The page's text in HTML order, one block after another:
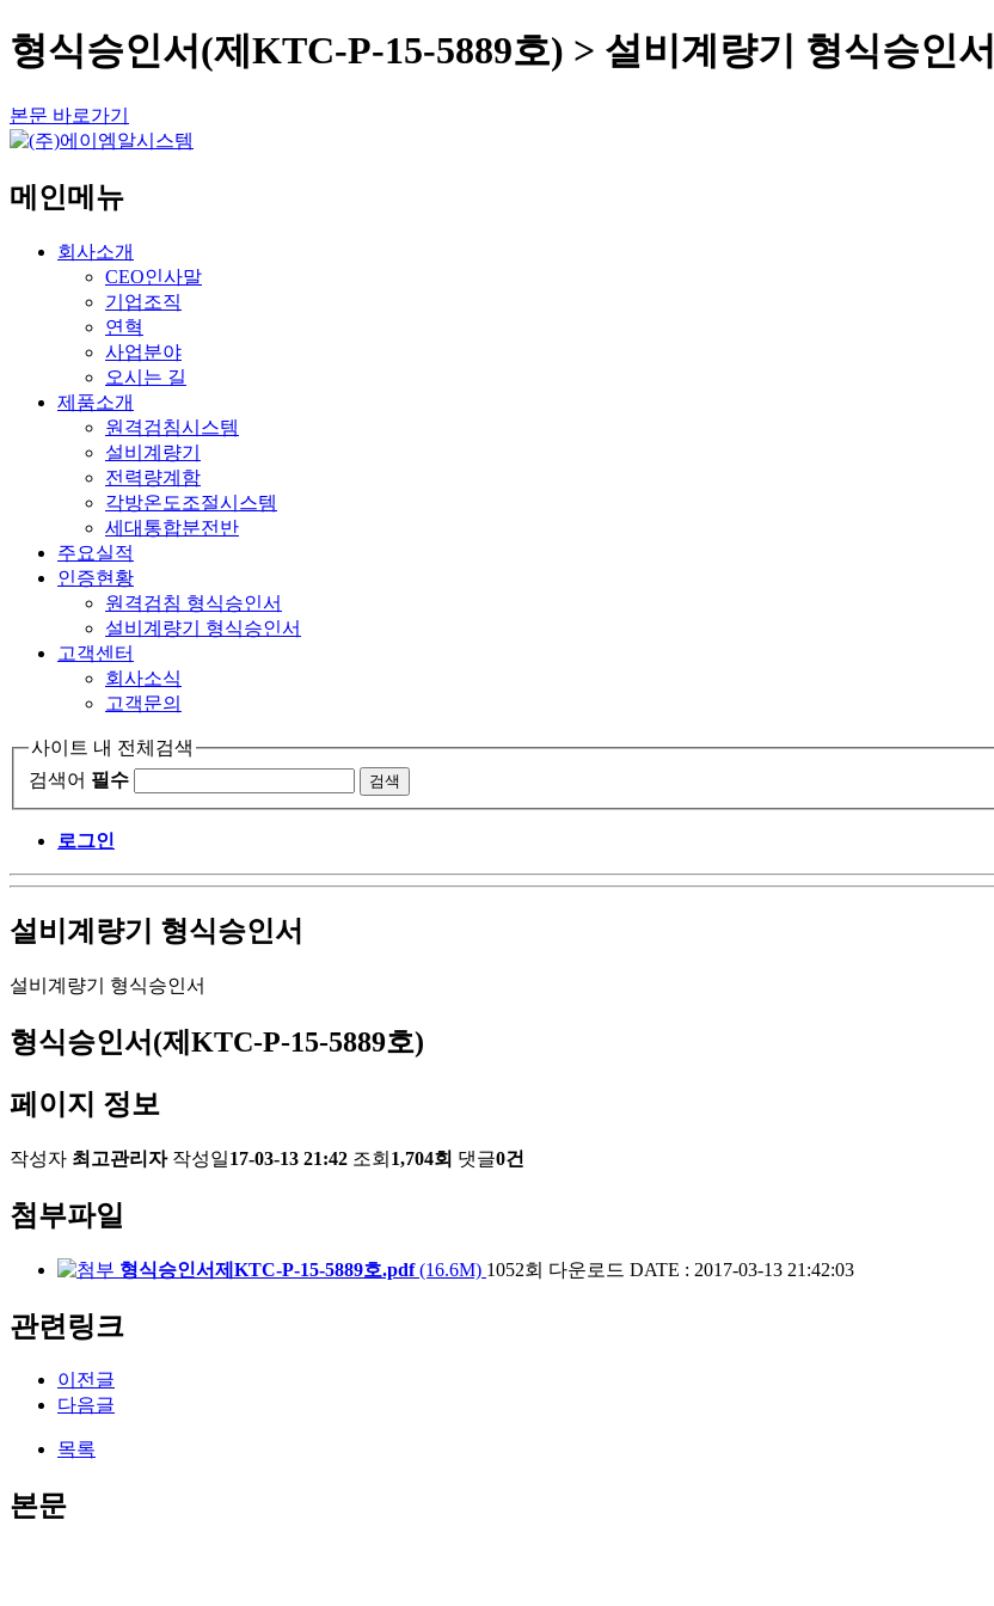
형식승인서(제KTC-P-15-5889호) > 설비계량기 형식승인서
본문 바로가기
메인메뉴
회사소개
CEO인사말
기업조직
연혁
사업분야
오시는 길
제품소개
원격검침시스템
설비계량기
전력량계함
각방온도조절시스템
세대통합분전반
주요실적
인증현황
원격검침 형식승인서
설비계량기 형식승인서
고객센터
회사소식
고객문의
사이트 내 전체검색
검색어 필수
로그인
설비계량기 형식승인서
설비계량기 형식승인서
형식승인서(제KTC-P-15-5889호)
페이지 정보
작성자 최고관리자 작성일17-03-13 21:42 조회 1,704회 댓글0건
첨부파일
형식승인서제KTC-P-15-5889호.pdf(16.6M) 1052회 다운로드 DATE : 2017-03-13 21:42:03
관련링크
이전글
다음글
목록
본문